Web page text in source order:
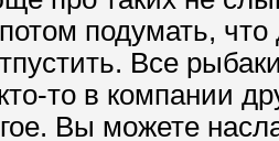
подумать,
Все
то в компании
Вы можете